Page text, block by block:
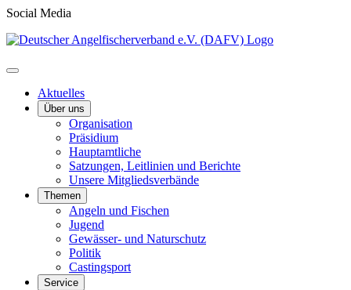
Social Media
Aktuelles
Über uns
Organisation
Präsidium
Hauptamtliche
Satzungen, Leitlinien und Berichte
Unsere Mitgliedsverbände
Themen
Angeln und Fischen
Jugend
Gewässer- und Naturschutz
Politik
Castingsport
Service